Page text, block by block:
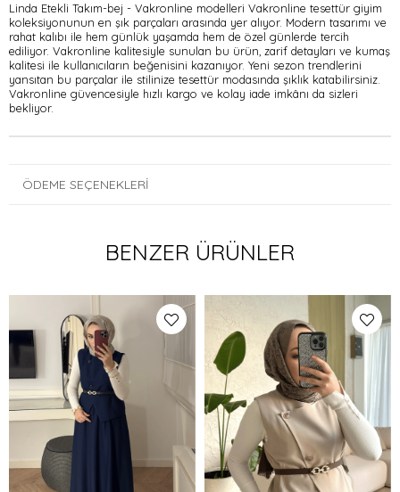
Linda Etekli Takım-bej - Vakronline modelleri Vakronline tesettür giyim
koleksiyonunun en şık parçaları arasında yer alıyor. Modern tasarımı ve
rahat kalıbı ile hem günlük yaşamda hem de özel günlerde tercih
ediliyor. Vakronline kalitesiyle sunulan bu ürün, zarif detayları ve kumaş
kalitesi ile kullanıcıların beğenisini kazanıyor. Yeni sezon trendlerini
yansıtan bu parçalar ile stilinize tesettür modasında şıklık katabilirsiniz.
Vakronline güvencesiyle hızlı kargo ve kolay iade imkânı da sizleri
bekliyor.
ÖDEME SEÇENEKLERI
BENZER ÜRÜNLER